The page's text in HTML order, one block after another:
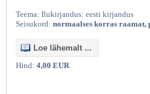
Teema: Ilukirjandus: eesti kirjandus
Seisukord: normaalses korras raamat,
Loe lähemalt ...
Hind: 4,00 EUR